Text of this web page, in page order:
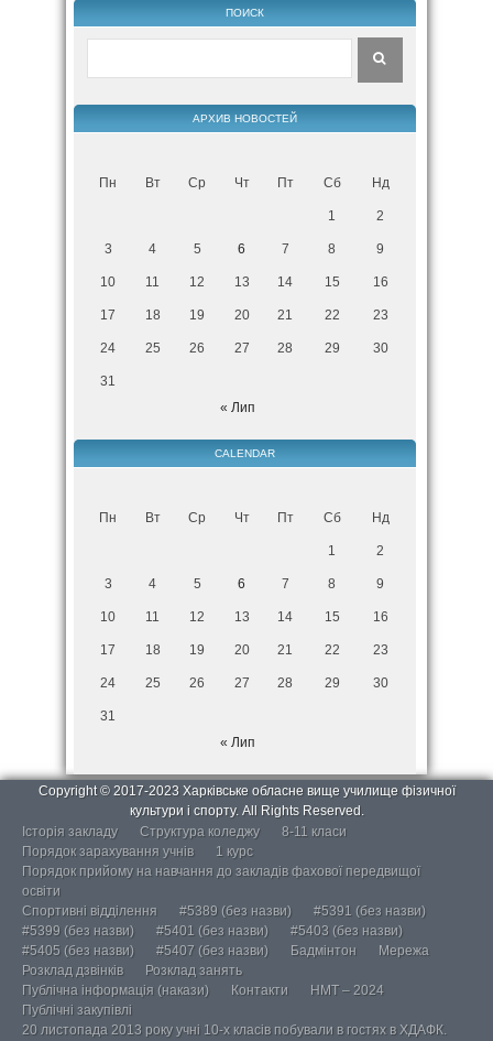
ПОИСК
АРХИВ НОВОСТЕЙ
Пн Вт Ср Чт Пт Сб Нд
1 2
3 4 5 6 7 8 9
10 11 12 13 14 15 16
17 18 19 20 21 22 23
24 25 26 27 28 29 30
31
« Лип
CALENDAR
Пн Вт Ср Чт Пт Сб Нд
1 2
3 4 5 6 7 8 9
10 11 12 13 14 15 16
17 18 19 20 21 22 23
24 25 26 27 28 29 30
31
« Лип
Copyright © 2017-2023 Харківське обласне вище училище фізичної
культури і спорту. All Rights Reserved.
Історія закладу
Структура коледжу
8-11 класи
Порядок зарахування учнів
1 курс
Порядок прийому на навчання до закладів фахової передвищої
освіти
Спортивні відділення
#5389 (без назви)
#5391 (без назви)
#5399 (без назви)
#5401 (без назви)
#5403 (без назви)
#5405 (без назви)
#5407 (без назви) Бадмінтон
Мережа
Розклад дзвінків
Розклад занять
Публічна інформація (накази)
Контакти
НМТ – 2024
Публічні закупівлі
20 листопада 2013 року учні 10-х класів побували в гостях в ХДАФК.